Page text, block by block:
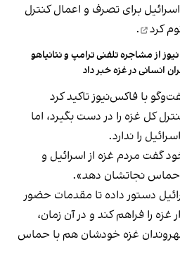
برای تصرف و اعمال کنترل
کرد .
از مشاجره تلفنی ترامپ و نتانیاهو
انسانی در غزه خبر داد
با فاکس‌نیوز تاکید کرد
کل غزه را در دست بگیرد، اما
را ندارد.
گفت مردم غزه از اسرائیل و
نجاتشان دهد».
دستور داده تا مقدمات حضور
غزه را فراهم کند و در آن زمان،
غزه خودشان هم با حماس